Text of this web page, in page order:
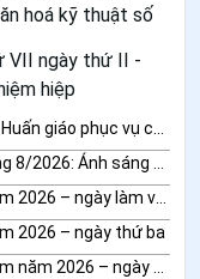
hoá kỹ thuật số
VII ngày thứ II -
hiệp
Đại hội Giáo lý toàn quốc lần thứ VII: Huấn giáo phục vụ công cuộc loan báo Tin mừng - ngày khai mạc
Ủy ban Giáo dân - thường huấn tháng 8/2026: Ánh sáng trên “lục địa số” - Kitô hữu hiện diện trên môi trường số với sự thật, tử tế và tinh thần xây dựng
Hội nghị các Đại Chủng viện Việt Nam 2026 – ngày làm việc cuối cùng và bế mạc
2026 – ngày thứ ba
Hội nghị các Đại Chủng viện Việt Nam năm 2026 – ngày thứ hai